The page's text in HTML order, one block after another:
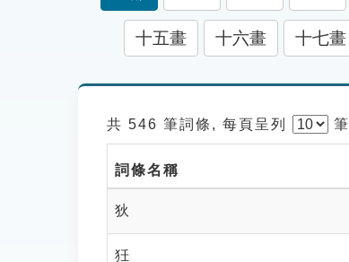
十五畫 十六畫 十七畫
共 546 筆詞條, 每頁呈列 筆
詞條名稱
狄
狅